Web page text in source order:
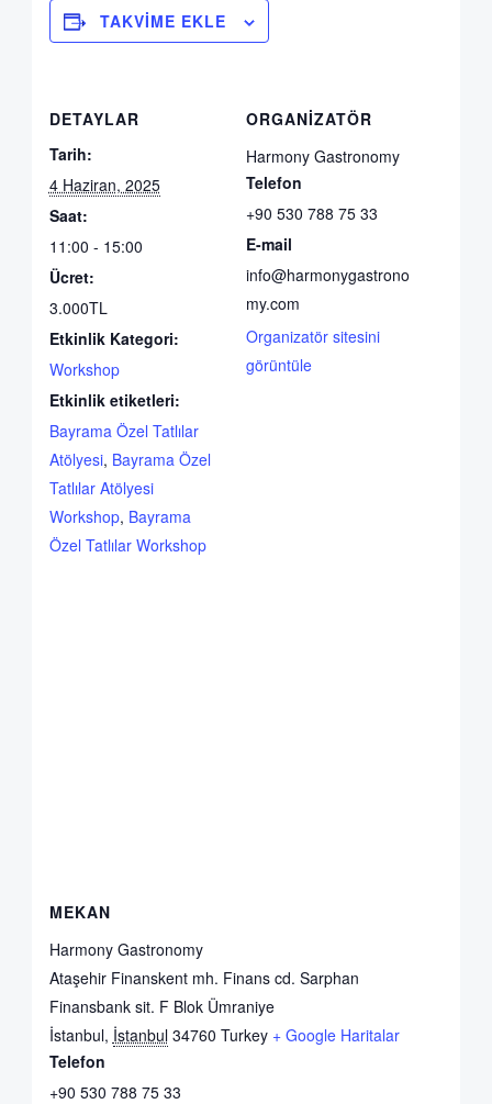
TAKVIME EKLE
DETAYLAR
Tarih:
4 Haziran, 2025
Saat:
11:00 - 15:00
Ücret:
3.000TL
Etkinlik Kategori:
Workshop
Etkinlik etiketleri:
Bayrama Özel Tatlılar
Atölyesi, Bayrama Özel
Tatlılar Atölyesi
Workshop, Bayrama
Özel Tatlılar Workshop
ORGANIZATÖR
Harmony Gastronomy
Telefon
+90 530 788 75 33
E-mail
info@harmonygastrono
my.com
Organizatör sitesini
görüntüle
MEKAN
Harmony Gastronomy
Ataşehir Finanskent mh. Finans cd. Sarphan
Finansbank sit. F Blok Ümraniye
İstanbul, İstanbul 34760 Turkey + Google Haritalar
Telefon
+90 530 788 75 33